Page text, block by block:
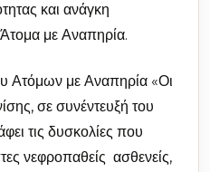
και ανάγκη
με Αναπηρία.
Ατόμων με Αναπηρία «Οι
σε συνέντευξή του
τις δυσκολίες που
νεφροπαθείς ασθενείς,